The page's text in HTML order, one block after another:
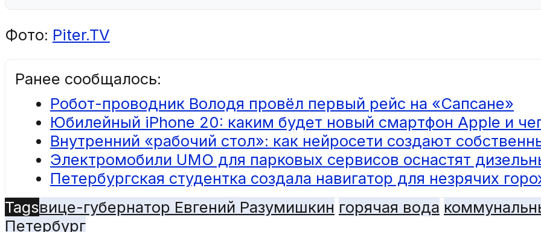
Фото: Piter.TV
Ранее сообщалось:
Робот-проводник Володя провёл первый рейс на «Сапсане»
Юбилейный iPhone 20: каким будет новый смартфон Apple и
Внутренний «рабочий стол»: как нейросети создают
Электромобили UMO для парковых сервисов оснастят
Петербургская студентка создала навигатор для незрячих
Tagsвице-губернатор Евгений Разумишкин горячая вода
Петербург